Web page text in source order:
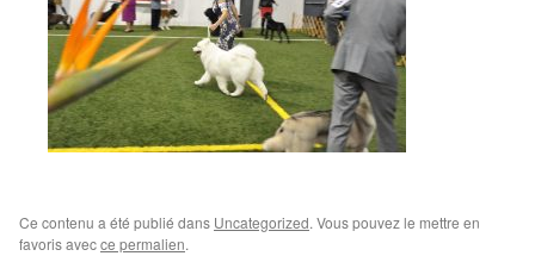
Ce contenu a été publié dans Uncategorized. Vous pouvez le mettre en
favoris avecce permalien.